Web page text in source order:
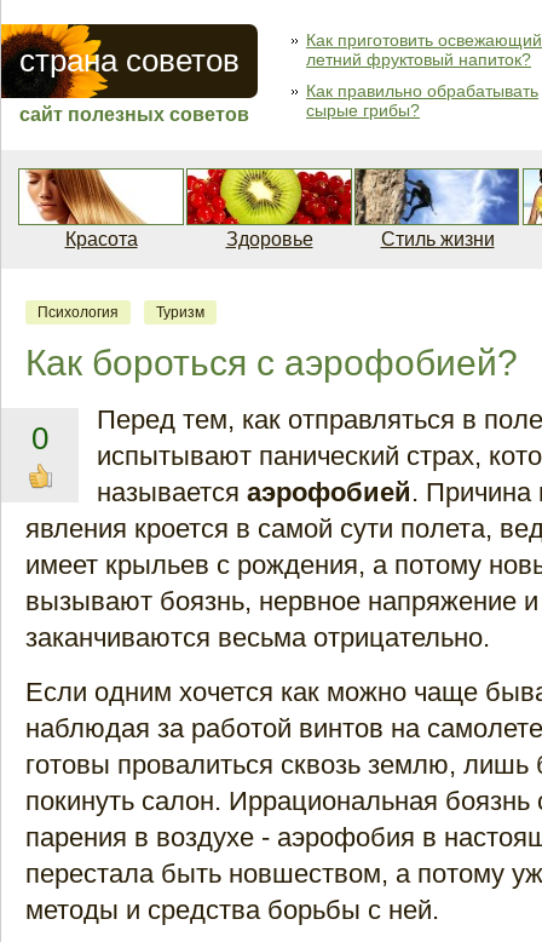
страна советов
сайт полезных советов
Как приготовить освежающий
летний фруктовый напиток?
Как правильно обрабатывать
сырые грибы?
Красота Здоровье Стиль жизни
Психология Туризм
Как бороться с аэрофобией?
0
Перед тем, как отправляться в
испытывают панический страх,
называется аэрофобией. Причина
явления кроется в самой сути полета,
имеет крыльев с рождения, а потому
вызывают боязнь, нервное напряжение и
заканчиваются весьма отрицательно.
Если одним хочется как можно чаще
наблюдая за работой винтов на
готовы провалиться сквозь землю, лишь
покинуть салон. Иррациональная боязнь
парения в воздухе - аэрофобия в
перестала быть новшеством, а потому
методы и средства борьбы с ней.